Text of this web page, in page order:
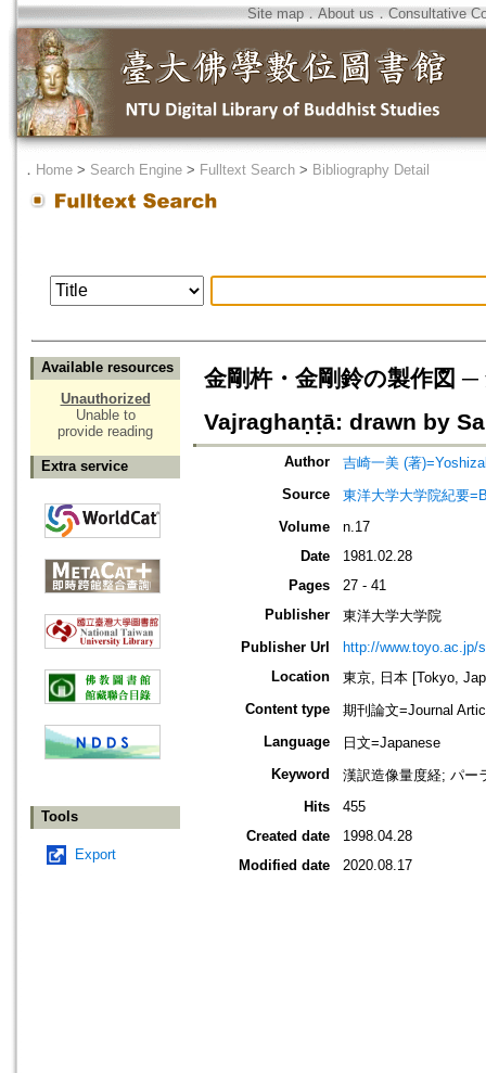
Site map．About us ． Consultative
． Home > Search Engine > Fulltext Search > Bibliography Detail
Available resources
Unauthorized
Unable to
provide reading
Extra service
Tools
Export
金剛杵・金剛鈴の製作図
Vajraghaṇṭā: drawn by
Author
吉崎一美 (著
Source
東洋大学大学院紀要
Volume
n.17
Date
1981.02.28
Pages
27 - 41
Publisher
東洋大学大学院
Publisher Url
http://www.toyo.ac.jp/
Location
東京, 日本 [Tokyo,
Content type
期刊論文=Journal
Language
日文=Japanese
Keyword
漢訳造像量度経; パー
Hits
455
Created date
1998.04.28
Modified date
2020.08.17